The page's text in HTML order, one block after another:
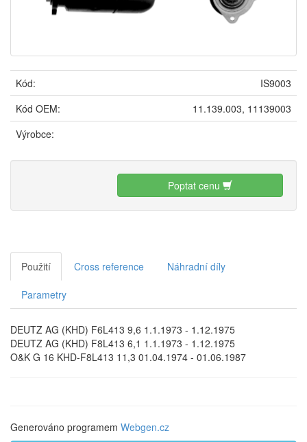
Kód:
IS9003
Kód OEM:
11.139.003, 11139003
Výrobce:
Poptat cenu
Použití Cross reference Náhradní díly
Parametry
DEUTZ AG (KHD) F6L413 9,6 1.1.1973 - 1.12.1975
DEUTZ AG (KHD) F8L413 6,1 1.1.1973 - 1.12.1975
O&K G 16 KHD-F8L413 11,3 01.04.1974 - 01.06.1987
Generováno programem Webgen.cz